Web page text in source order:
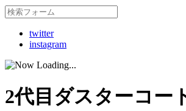
twitter
instagram
2代目ダスターコー